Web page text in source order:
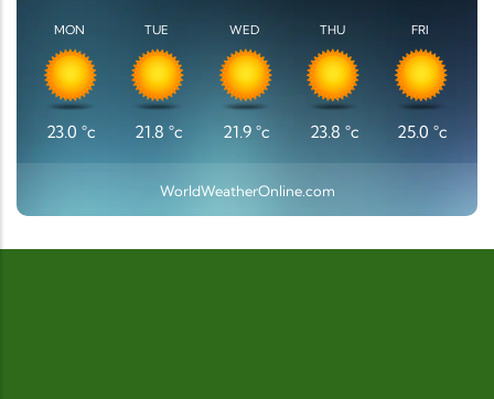
MON
23.0 °c
TUE
21.8 °c
WED
21.9 °c
THU
23.8 °c
FRI
25.0 °c
WorldWeatherOnline.com